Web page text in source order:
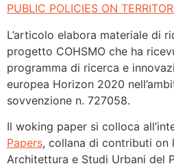
PUBLIC POLICIES ON
L’articolo elabora materiale di
progetto COHSMO che ha
programma di ricerca e
europea Horizon 2020
sovvenzione n. 727058.
Il woking paper si colloca
Papers, collana di contributi on
Architettura e Studi Urbani del